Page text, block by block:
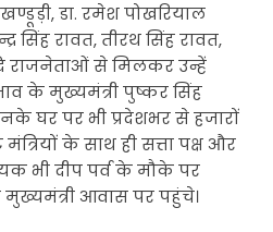
डा. रमेश पोखरियाल
सिंह रावत, तीरथ सिंह रावत,
राजनेताओं से मिलकर उन्हें
के मुख्यमंत्री पुष्कर सिंह
घर पर भी प्रदेशभर से हजारों
के साथ ही सत्ता पक्ष और
भी दीप पर्व के मौके पर
आवास पर पहुंचे।